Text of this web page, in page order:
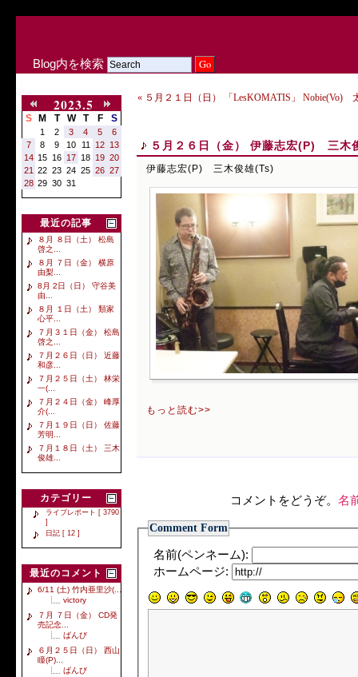
Blog内を検索
2023.5
S M T W T F S
1 2 3 4 5
6
7
8 9 10 11 12 13
14 15 16 17 18 19 20
21
22 23 24 25 26 27
28 29 30 31
最近の記事
８月 ８日（土） 松島
啓之...
８月 ７日（金） 横原
由梨...
8月 2日（日） 守谷美
由...
８月 １日（土） 類家
心平...
７月３１日（金） 松島
啓之...
７月２６日（日） 近藤
和彦...
７月２５日（土） 林栄
一(...
７月２４日（金） 峰厚
介(...
７月１９日（日） 佐藤
芳明...
７月１８日（土） 三木
俊雄...
カテゴリー
ライブレポート [ 3790
]
日記 [ 12 ]
最近のコメント
6/11 (土) 竹内亜里沙(...
victory
７月 ７日（金） CD発
売記念...
ばんび
６月２５日（日） 西山
瞳(P)...
ばんび
« ５月２１日（日） 「LesKOMATIS」 Nobie(Vo)
５月２６日（金） 伊藤志宏(P) 三木
伊藤志宏(P) 三木俊雄(Ts)
もっと読む>>
コメントをどうぞ。 名
Comment Form
名前(ペンネーム):
ホームページ: